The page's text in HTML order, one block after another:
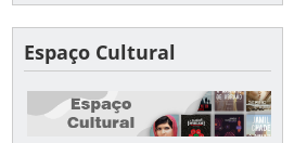
Espaço Cultural